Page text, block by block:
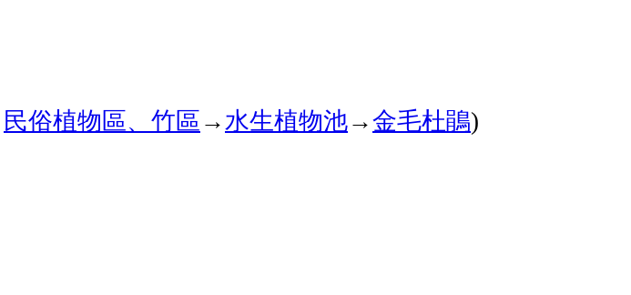
民俗植物區、竹區→水生植物池→金毛杜鵑)